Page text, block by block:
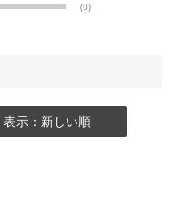
(0)
表示：新しい順